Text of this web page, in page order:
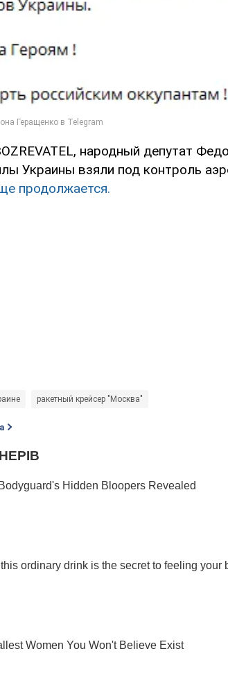
народный депутат
Украины взяли под контроль
продолжается.
ракетный крейсер "Москва"